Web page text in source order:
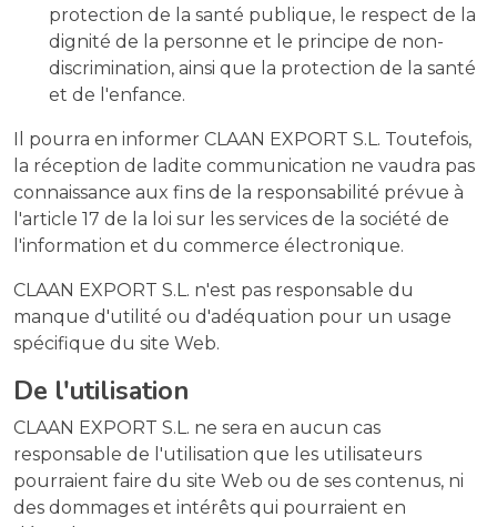
protection de la santé publique, le respect de la
dignité de la personne et le principe de non-
discrimination, ainsi que la protection de la santé
et de l'enfance.
Il pourra en informer CLAAN EXPORT S.L. Toutefois,
la réception de ladite communication ne vaudra pas
connaissance aux fins de la responsabilité prévue à
l'article 17 de la loi sur les services de la société de
l'information et du commerce électronique.
CLAAN EXPORT S.L. n'est pas responsable du
manque d'utilité ou d'adéquation pour un usage
spécifique du site Web.
De l'utilisation
CLAAN EXPORT S.L. ne sera en aucun cas
responsable de l'utilisation que les utilisateurs
pourraient faire du site Web ou de ses contenus, ni
des dommages et intérêts qui pourraient en